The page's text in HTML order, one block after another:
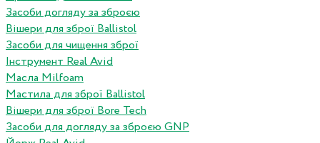
Засоби догляду за зброєю
Вішери для зброї Ballistol
Засоби для чищення зброї
Інструмент Real Avid
Масла Milfoam
Мастила для зброї Ballistol
Вішери для зброї Bore Tech
Засоби для догляду за зброєю GNP